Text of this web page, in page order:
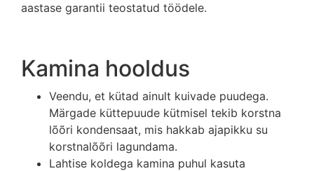
aastase garantii teostatud töödele.
Kamina hooldus
Veendu, et kütad ainult kuivade puudega.
Märgade küttepuude kütmisel tekib korstna
lõõri kondensaat, mis hakkab ajapikku su
korstnalõõri lagundama.
Lahtise koldega kamina puhul kasuta